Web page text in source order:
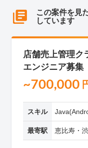
この案件を見
しています
店舗売上管理ク
エンジニア募集
~700,000
スキル
最寄駅 恵比寿・